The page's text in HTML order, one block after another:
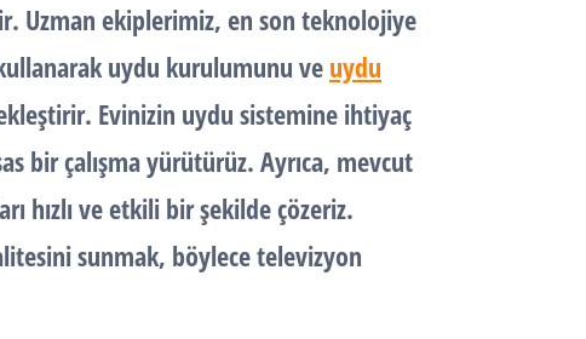
Uzman ekiplerimiz, en son teknolojiye
uydu kurulumunu ve uydu
Evinizin uydu sistemine ihtiyaç
bir çalışma yürütürüz. Ayrıca, mevcut
hızlı ve etkili bir şekilde çözeriz.
sunmak, böylecetelevizyon